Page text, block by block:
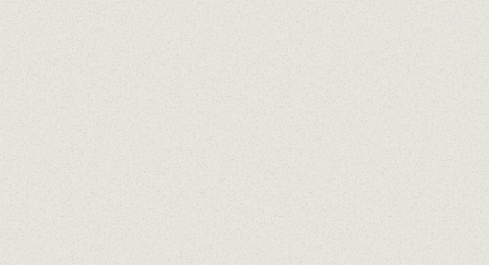
CARTA DE POSTRES
En compliment de la Llei 1/2025 i mantenint el